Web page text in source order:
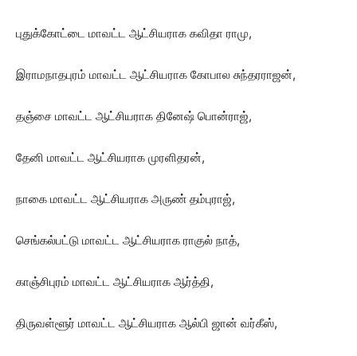
புதுக்கோட்டை மாவட்ட ஆட்சியராக கவிதா ராமு,
இராமநாதபுரம் மாவட்ட ஆட்சியராக கோபால சுந்தரராஜன்,
தஞ்சை மாவட்ட ஆட்சியராக தினேஷ் பொன்ராஜ்,
தேனி மாவட்ட ஆட்சியராக முரளிதரன்,
நாகை மாவட்ட ஆட்சியராக அருண் தம்புராஜ்,
செங்கல்பட்டு மாவட்ட ஆட்சியராக ராகுல் நாத்,
காஞ்சிபுரம் மாவட்ட ஆட்சியராக ஆர்த்தி,
திருவள்ளூர் மாவட்ட ஆட்சியராக ஆல்பி ஜான் வர்கீஸ்,